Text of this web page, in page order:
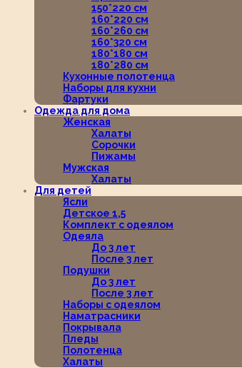
150*220 см
160*220 см
160*260 см
160*320 см
180*180 см
180*280 см
Кухонные полотенца
Наборы для кухни
Фартуки
Одежда для дома
Женская
Халаты
Сорочки
Пижамы
Мужская
Халаты
Для детей
Ясли
Детское 1,5
Комплект с одеялом
Одеяла
До 3 лет
После 3 лет
Подушки
До 3 лет
После 3 лет
Наборы с одеялом
Наматрасники
Покрывала
Пледы
Полотенца
Халаты